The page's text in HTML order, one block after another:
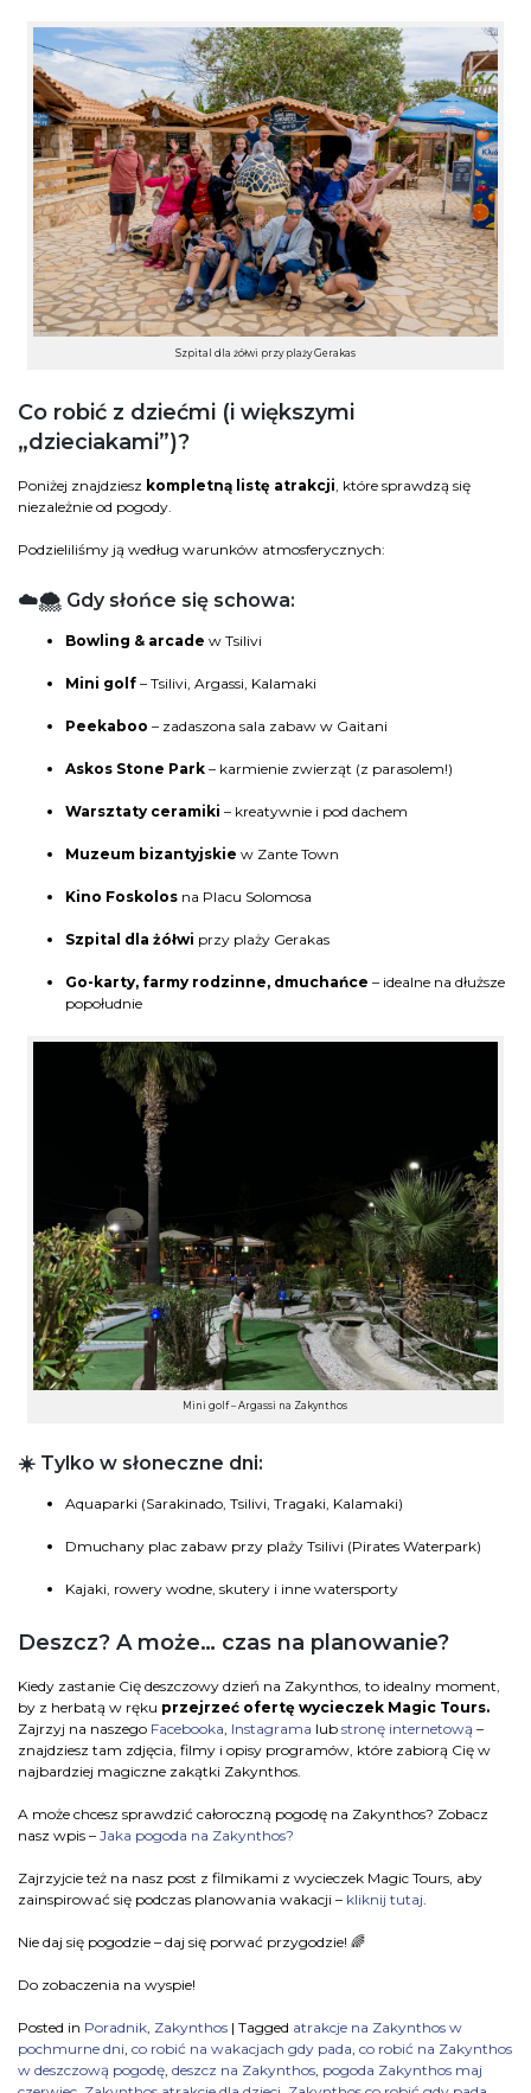
Szpital dla żółwi przy plaży Gerakas
Co robić z dziećmi (i większymi
„dzieciakami”)?
Poniżej znajdziesz kompletną listę atrakcji, które sprawdzą się
niezależnie od pogody.
Podzieliliśmy ją według warunków atmosferycznych:
☁️🌨️ Gdy słońce się schowa:
Bowling & arcade w Tsilivi
Mini golf – Tsilivi, Argassi, Kalamaki
Peekaboo – zadaszona sala zabaw w Gaitani
Askos Stone Park – karmienie zwierząt (z parasolem!)
Warsztaty ceramiki – kreatywnie i pod dachem
Muzeum bizantyjskie w Zante Town
Kino Foskolos na Placu Solomosa
Szpital dla żółwi przy plaży Gerakas
Go-karty, farmy rodzinne, dmuchańce – idealne na dłuższe
popołudnie
Mini golf – Argassi na Zakynthos
☀️ Tylko w słoneczne dni:
Aquaparki (Sarakinado, Tsilivi, Tragaki, Kalamaki)
Dmuchany plac zabaw przy plaży Tsilivi (Pirates Waterpark)
Kajaki, rowery wodne, skutery i inne watersporty
Deszcz? A może… czas na planowanie?
Kiedy zastanie Cię deszczowy dzień na Zakynthos, to idealny moment,
by z herbatą w ręku przejrzeć ofertę wycieczek Magic Tours.
Zajrzyj na naszego Facebooka Instagrama lub stronę internetową –
znajdziesz tam zdjęcia, filmy i opisy programów, które zabiorą Cię w
najbardziej magiczne zakątki Zakynthos.
A może chcesz sprawdzić całoroczną pogodę na Zakynthos? Zobacz
nasz wpis – Jaka pogoda na Zakynthos?
Zajrzyjcie też na nasz post z filmikami z wycieczek Magic Tours, aby
zainspirować się podczas planowania wakacji – kliknij tutaj
Nie daj się pogodzie – daj się porwać przygodzie! 🌈
Do zobaczenia na wyspie!
Posted in Poradnik Zakynthos | Tagged atrakcje na Zakynthos w
pochmurne dni co robić na wakacjach gdy pada co robić na Zakynthos
w deszczową pogodę deszcz na Zakynthos pogoda Zakynthos maj